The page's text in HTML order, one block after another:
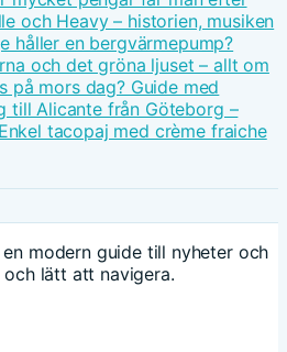
och Heavy – historien, musiken
håller en bergvärmepump?
och det gröna ljuset – allt om
på mors dag? Guide med
till Alicante från Göteborg –
Enkel tacopaj med crème fraiche
modern guide till nyheter och
lätt att navigera.